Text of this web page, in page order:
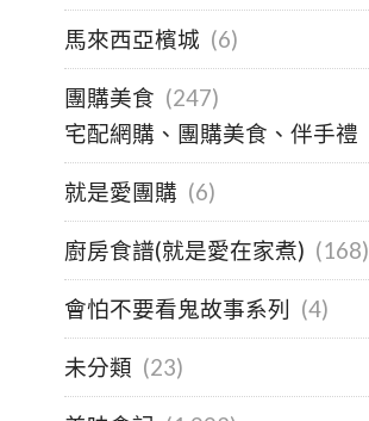
馬來西亞檳城 (6)
團購美食 (247)
宅配網購、團購美食、伴手禮
就是愛團購 (6)
廚房食譜(就是愛在家煮) (168)
會怕不要看鬼故事系列 (4)
未分類 (23)